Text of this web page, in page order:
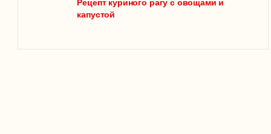
Рецепт куриного рагу с овощами и
капустой